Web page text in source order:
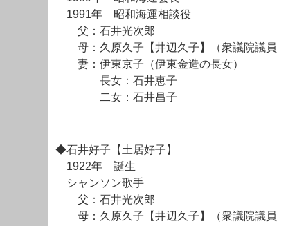
1991年 昭和海運相談役
父：石井光次郎
母：久原久子【井辺久子】（衆議院議員
妻：伊東京子（伊東金造の長女）
長女：石井恵子
二女：石井昌子
◆石井好子【土居好子】
1922年 誕生
シャンソン歌手
父：石井光次郎
母：久原久子【井辺久子】（衆議院議員